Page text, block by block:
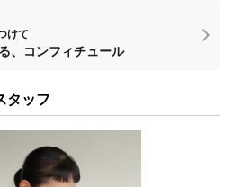
けて
、コンフィチュール
タッフ